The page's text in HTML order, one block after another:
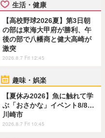
生活・健康
【高校野球2026夏】第3日朝
の部は東海大甲府が勝利、午
後の部で八幡商と健大高崎が
激突
2026.8.7 Fri 12:45
趣味・娯楽
【夏休み2026】魚に触れて学
ぶ「おさかな」イベント8/8…
川崎市
2026.8.7 Fri 10:45